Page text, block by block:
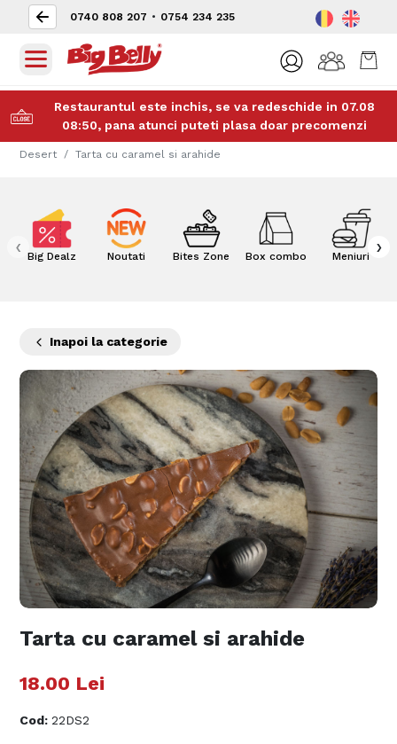
0740 808 207 • 0754 234 235
Restaurantul este inchis, se va redeschide in 07.08
08:50, pana atunci puteti plasa doar precomenzi
Desert Tarta cu caramel si arahide
Big Dealz Noutati Bites Zone Box combo
Meniuri
‹ ›
Inapoi la categorie
Tarta cu caramel si arahide
18.00 Lei
Cod:22DS2